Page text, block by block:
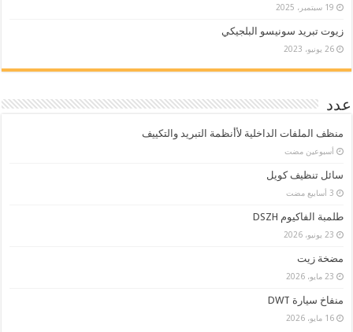
19 سبتمبر، 2025
زيوت تبريد سونيسو البلجيكي
26 يونيو، 2023
عدد
منظف الملفات الداخلية لأأنظمة التبريد والتكييف
‏أسبوعين مضت
سائل تنظيف كويل
طلمبة الفاكيوم DSZH
23 يونيو، 2026
مضخة زيت
23 مايو، 2026
منفاخ سيارة DWT
16 مايو، 2026